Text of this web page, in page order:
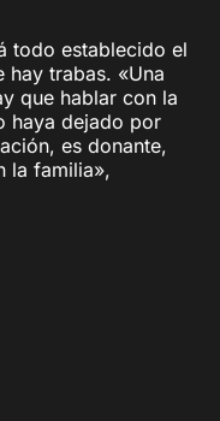
todo establecido el
hay trabas. «Una
que hablar con la
haya dejado por
es donante,
la familia»,